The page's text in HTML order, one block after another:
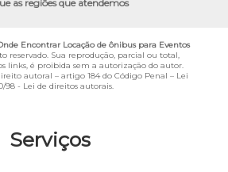
Serviços
as regiões que atendemos
Encontrar Locação de ônibus para Eventos
reservado. Sua reprodução, parcial ou total,
links, é proibida sem a autorização do autor.
autoral – artigo 184 do Código Penal – Lei
98 - Lei de direitos autorais.